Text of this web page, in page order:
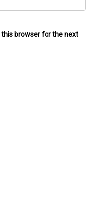
this browser for the next